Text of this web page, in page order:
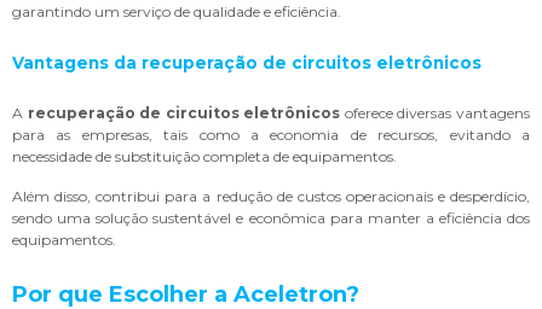
garantindo um serviço de qualidade e eficiência.
Vantagens da recuperação de circuitos eletrônicos
A recuperação de circuitos eletrônicos oferece diversas vantagens
para as empresas, tais como a economia de recursos, evitando a
necessidade de substituição completa de equipamentos.
Além disso, contribui para a redução de custos operacionais e desperdício,
sendo uma solução sustentável e econômica para manter a eficiência dos
equipamentos.
Por que Escolher a Aceletron?